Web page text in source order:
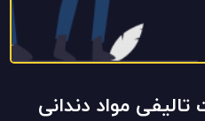
مواد دندانی